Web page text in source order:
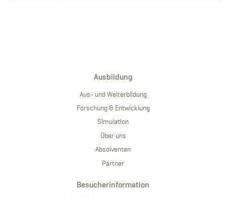
Ausbildung
Aus- und Weiterbildung
Forschung & Entwicklung
Simulation
Über uns
Absolventen
Partner
Besucherinformation